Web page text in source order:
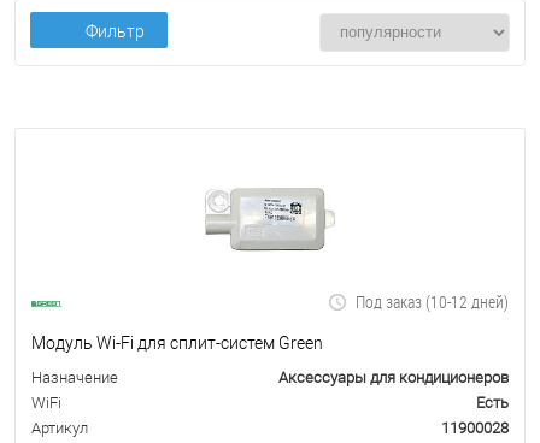
Фильтр
Под заказ (10-12 дней)
Модуль Wi-Fi для сплит-систем Green
Назначение
Аксессуары для кондиционеров
WiFi
Есть
Артикул
11900028